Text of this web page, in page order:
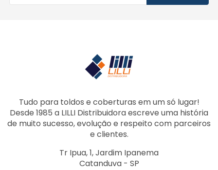
Tudo para toldos e coberturas em um só lugar!
Desde 1985 a LILLI Distribuidora escreve uma história
de muito sucesso, evolução e respeito com parceiros
e clientes.
Tr Ipua, 1, Jardim Ipanema
Catanduva - SP